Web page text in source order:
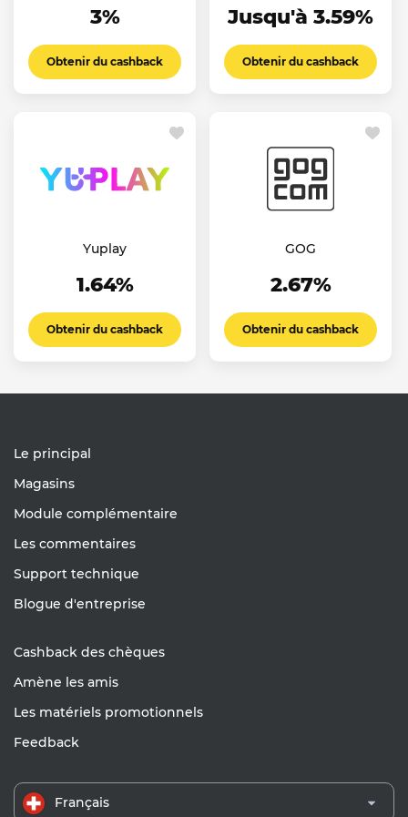
3%
Obtenir du cashback
Jusqu'à 3.59%
Obtenir du cashback
Yuplay
1.64%
Obtenir du cashback
GOG
2.67%
Obtenir du cashback
Le principal
Magasins
Module complémentaire
Les commentaires
Support technique
Blogue d'entreprise
Cashback des chèques
Amène les amis
Les matériels promotionnels
Feedback
Français